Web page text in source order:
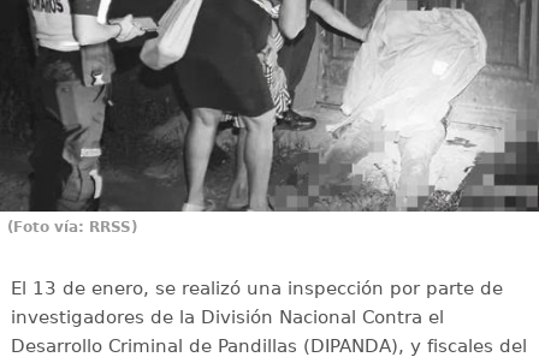
(Foto vía: RRSS)
El 13 de enero, se realizó una inspección por parte de
investigadores de la División Nacional Contra el
Desarrollo Criminal de Pandillas (DIPANDA), y fiscales del